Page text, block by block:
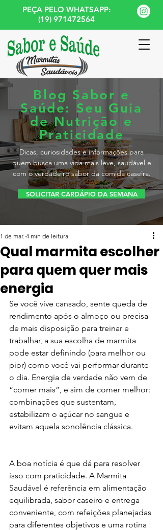
PEÇA PELO WHATSAPP:
(19) 971472564
Blog Sabor e
Saúde: Seu Guia
de Nutrição e
Praticidade
Dicas, curiosidades e informações para
quem busca uma vida mais leve, saudável e
com o verdadeiro sabor da comida caseira.
SOLICITAR CARDÁPIO DA SEMANA
Qual marmita escolher
para quem quer mais
energia
1 de mar. 4 min de leitura
Se você vive cansado, sente queda de
rendimento após o almoço ou precisa
de mais disposição para treinar e
trabalhar, a sua escolha de marmita
pode estar definindo (para melhor ou
pior) como você vai performar durante
o dia. Energia de verdade não vem de
“comer mais”, e sim de comer melhor:
combinações que sustentam,
estabilizam o açúcar no sangue e
evitam aquela sonolência clássica.
A boa notícia é que dá para resolver
isso com praticidade. A Marmita
Saudável é referência em alimentação
equilibrada, sabor caseiro e entrega
conveniente, com refeições planejadas
para diferentes objetivos e uma rotina